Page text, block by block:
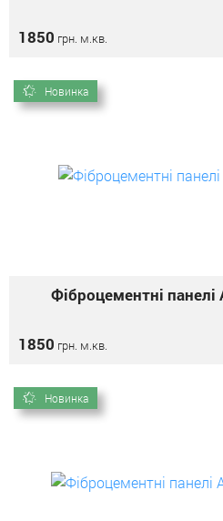
1850 грн. м.кв.
Новинка
Фіброцементні панелі
1850 грн. м.кв.
Новинка